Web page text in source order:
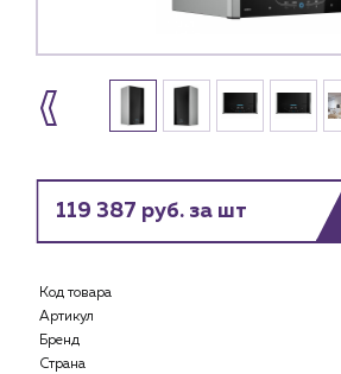
119 387 руб. за шт
Код товара
Артикул
Бренд
Страна